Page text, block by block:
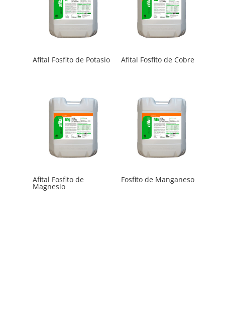
Afital Fosfito de Potasio Afital Fosfito de Cobre
Afital Fosfito de
Magnesio
Fosfito de Manganeso